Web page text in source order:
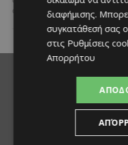
αυτοκινήτου. Η...
διαφήμισης.
συγκατάθεσή σας
στις Ρυθμίσεις
Απορρήτου